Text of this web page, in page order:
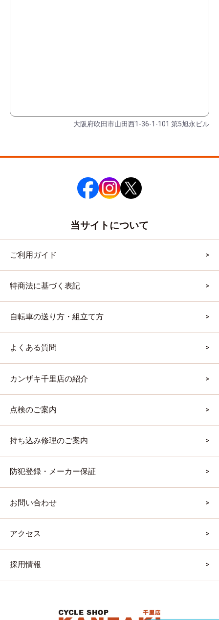
大阪府吹田市山田西1-36-1-101 第5旭永ビル
当サイトについて
ご利用ガイド
特商法に基づく表記
自転車の送り方・組立て方
よくある質問
カンザキ千里店の紹介
点検のご案内
持ち込み修理のご案内
防犯登録・メーカー保証
お問い合わせ
アクセス
採用情報